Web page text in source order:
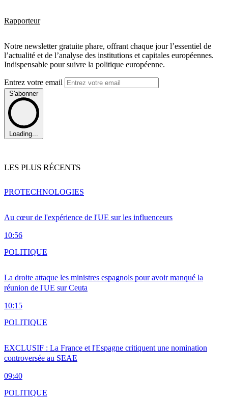
Rapporteur
Notre newsletter gratuite phare, offrant chaque jour l’essentiel de
l’actualité et de l’analyse des institutions et capitales européennes.
Indispensable pour suivre la politique européenne.
Entrez votre email
S'abonner
Loading...
LES PLUS RÉCENTS
Au cœur de l'expérience de l'UE sur les influenceurs
10:56
PROTECHNOLOGIES
La droite attaque les ministres espagnols pour avoir manqué la
réunion de l'UE sur Ceuta
10:15
POLITIQUE
EXCLUSIF : La France et l'Espagne critiquent une nomination
controversée au SEAE
09:40
POLITIQUE
POLITIQUE